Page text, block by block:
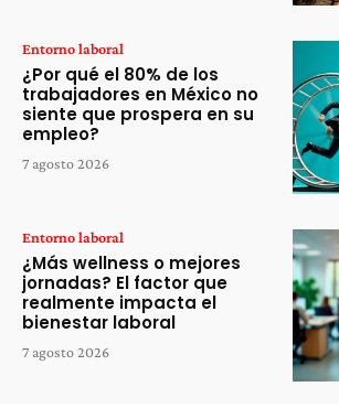
Entorno laboral
¿Por qué el 80% de los
trabajadores en México no
siente que prospera en su
empleo?
7 agosto 2026
Entorno laboral
¿Más wellness o mejores
jornadas? El factor que
realmente impacta el
bienestar laboral
7 agosto 2026